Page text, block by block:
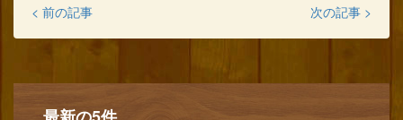
< 前の記事 次の記事 >